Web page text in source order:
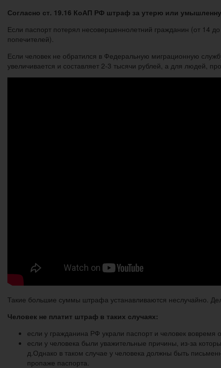
Согласно ст. 19.16 КоАП РФ штраф за утерю или
Если паспорт потерял несовершеннолетний гражданин (от 14
попечителей).
Если человек не обратился в Федеральную миграционную
увеличивается и составляет 2-3 тысячи рублей, а для людей,
Такие большие суммы штрафа устанавливаются неслучайно.
Человек не платит штраф в таких случаях:
если у гражданина РФ украли паспорт и человек
если у человека были уважительные причины, из-за
д.Однако в таком случае у человека должны быть
пропаже паспорта.